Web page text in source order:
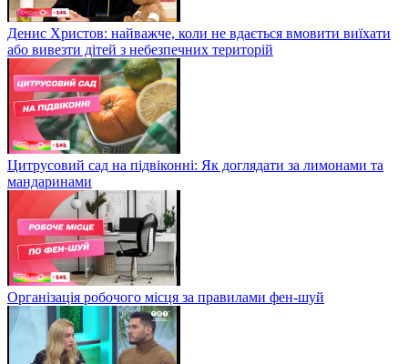
Денис Христов: найважче, коли не вдається вмовити виїхати
або вивезти дітей з небезпечних територій
Цитрусовий сад на підвіконні: Як доглядати за лимонами та
мандаринами
Організація робочого місця за правилами фен-шуй